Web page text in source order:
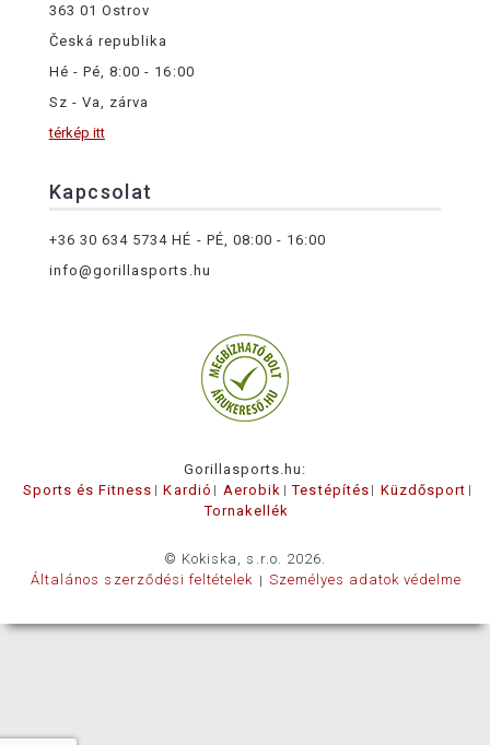
363 01 Ostrov
Česká republika
Hé - Pé, 8:00 - 16:00
Sz - Va, zárva
térkép itt
Kapcsolat
+36 30 634 5734 HÉ - PÉ, 08:00 - 16:00
info@gorillasports.hu
Gorillasports.hu:
Sports és Fitness
Kardió Aerobik Testépítés
Küzdősport
Tornakellék
© Kokiska, s.r.o. 2026.
Általános szerződési feltételek
Személyes adatok védelme